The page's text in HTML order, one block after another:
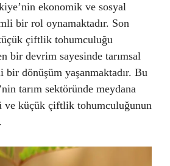
ekonomik ve sosyal
bir rol oynamaktadır. Son
çiftlik tohumculuğu
bir devrim sayesinde tarımsal
dönüşüm yaşanmaktadır. Bu
tarım sektöründe meydana
ve küçük çiftlik tohumculuğunun